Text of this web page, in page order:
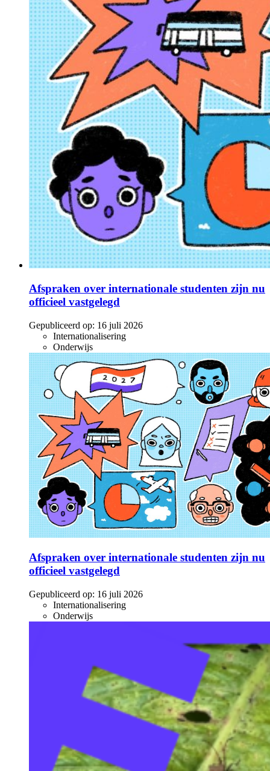
Afspraken over internationale studenten zijn nu
officieel vastgelegd
Gepubliceerd op: 16 juli 2026
Internationalisering
Onderwijs
Afspraken over internationale studenten zijn nu
officieel vastgelegd
Gepubliceerd op: 16 juli 2026
Internationalisering
Onderwijs